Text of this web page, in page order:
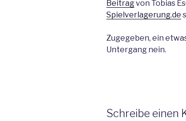
Beitragvon Tobias
Spielverlagerung.de
Zugegeben, ein
Untergang nein.
Schreibe einen